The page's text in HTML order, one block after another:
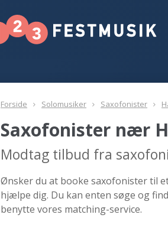
Forside Solomusiker Saxofonister
Saxofonister nær
Modtag tilbud fra
Ønsker du at booke saxofonister til
hjælpe dig. Du kan enten søge og
benytte vores matching-service.